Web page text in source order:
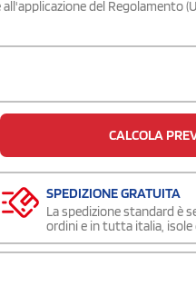
del Regolamento
CALCOLA
SPEDIZIONE GRATUITA
La spedizione standard è
ordini e in tutta italia, isole